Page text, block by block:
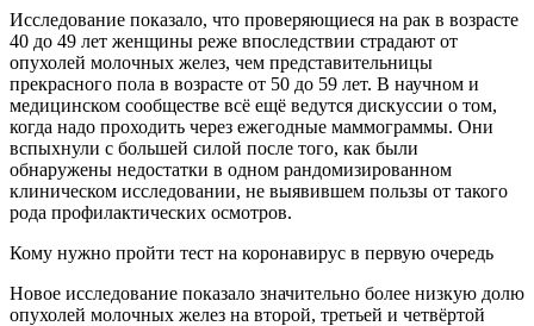
Исследование показало, что проверяющиеся на рак в возрасте
40 до 49 лет женщины реже впоследствии страдают от
опухолей молочных желез, чем представительницы
прекрасного пола в возрасте от 50 до 59 лет. В научном и
медицинском сообществе всё ещё ведутся дискуссии о том,
когда надо проходить через ежегодные маммограммы. Они
вспыхнули с большей силой после того, как были
обнаружены недостатки в одном рандомизированном
клиническом исследовании, не выявившем пользы от такого
рода профилактических осмотров.
Кому нужно пройти тест на коронавирус в первую очередь
Новое исследование показало значительно более низкую долю
опухолей молочных желез на второй, третьей и четвёртой